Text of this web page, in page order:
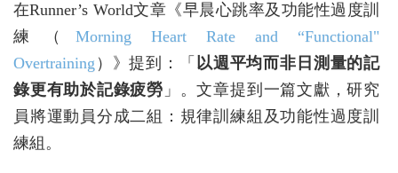
在Runner’s World文章《早晨心跳率及功能性過度訓
練（Morning Heart Rate and “Functional"
Overtraining ）》提到：「 以週平均而非日測量的記
錄更有助於記錄疲勞 」。文章提到一篇文獻，研究
員將運動員分成二組：規律訓練組及功能性過度訓
練組。